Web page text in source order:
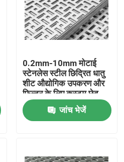
0.2mm-10mm मोटाई
स्टेनलेस स्टील छिद्रित धातु
शीट औद्योगिक उपकरण और
फिल्टर के लिए कस्टम छेद
पैटर्न के साथ
जांच भेजें